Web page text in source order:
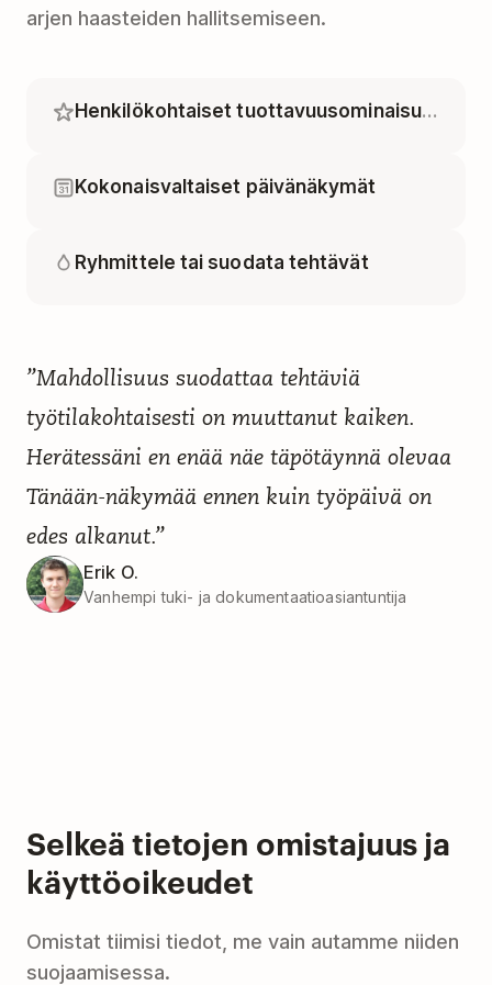
arjen haasteiden hallitsemiseen.
Henkilökohtaiset tuottavuusominaisuudet
Kokonaisvaltaiset päivänäkymät
Ryhmittele tai suodata tehtävät
”Mahdollisuus suodattaa tehtäviä
työtilakohtaisesti on muuttanut kaiken.
Herätessäni en enää näe täpötäynnä olevaa
Tänään-näkymää ennen kuin työpäivä on
edes alkanut.”
Erik O.
Vanhempi tuki- ja dokumentaatioasiantuntija
Selkeä tietojen omistajuus ja
käyttöoikeudet
Omistat tiimisi tiedot, me vain autamme niiden
suojaamisessa.